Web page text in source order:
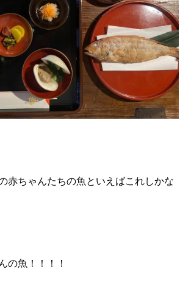
赤ちゃんたちの魚といえばこれしかな
の魚！！！！